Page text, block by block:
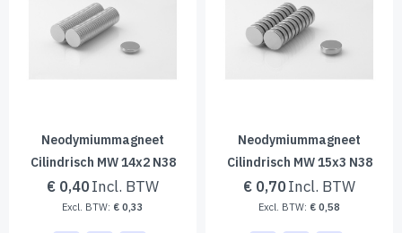
Neodymiummagneet
Cilindrisch MW 14x2 N38
€ 0,40
€ 0,33
Neodymiummagneet
Cilindrisch MW 15x3 N38
€ 0,70
€ 0,58